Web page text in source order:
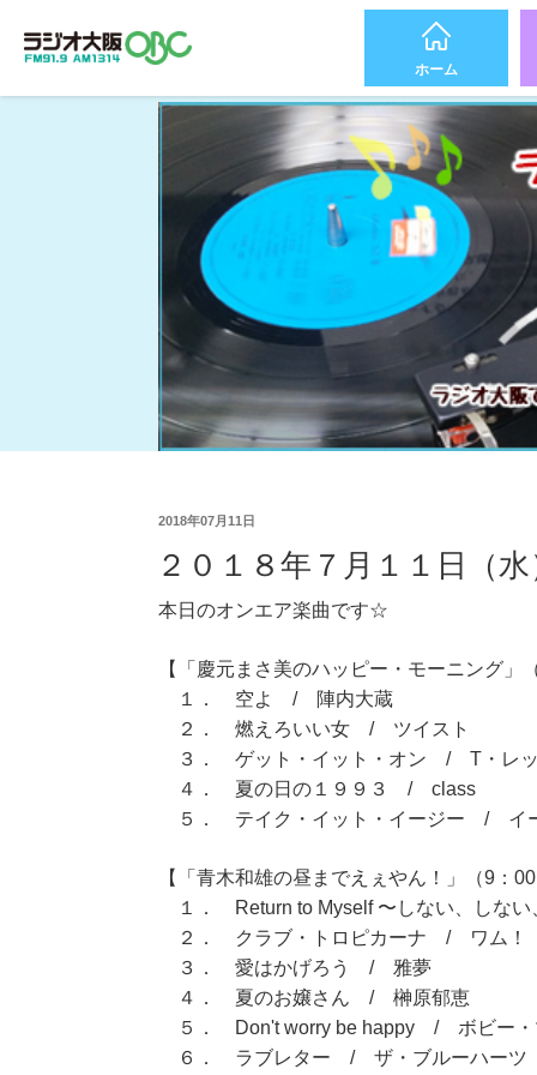
ホーム
2018年07月11日
２０１８年７月１１日（
本日のオンエア楽曲です☆
【「慶元まさ美のハッピー・モーニング」
１． 空よ / 陣内大蔵
２． 燃えろいい女 / ツイスト
３． ゲット・イット・オン / T・レ
４． 夏の日の１９９３ / class
５． テイク・イット・イージー / イ
【「青木和雄の昼までえぇやん！」（9：
１． Return to Myself 〜しない、しな
２． クラブ・トロピカーナ / ワム！
３． 愛はかげろう / 雅夢
４． 夏のお嬢さん / 榊原郁恵
５． Don't worry be happy / ボビー・
６． ラブレター / ザ・ブルーハーツ